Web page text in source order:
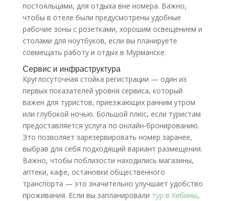
постояльцами, для отдыха вне номера. Важно,
чтобы в отеле были предусмотрены удобные
рабочие зоны с розетками, хорошим освещением и
столами для ноутбуков, если вы планируете
совмещать работу и отдых в Мурманске.
Сервис и инфраструктура
Круглосуточная стойка регистрации — один из
первых показателей уровня сервиса, который
важен для туристов, приезжающих ранним утром
или глубокой ночью. Большой плюс, если туристам
предоставляется услуга по онлайн-бронированию.
Это позволяет зарезервировать номер заранее,
выбрав для себя подходящий вариант размещения.
Важно, чтобы поблизости находились магазины,
аптеки, кафе, остановки общественного
транспорта — это значительно улучшает удобство
проживания. Если вы запланировали тур в Хибины,